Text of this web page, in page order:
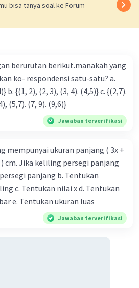
bisa tanya soal ke Forum
berurutan berikut.manakah yang
satu? a.
(8,7)} d. {(3.4), (5,7). (7, 9). (9,6)}
Jawaban terverifikasi
mempunyai ukuran panjang ( 3x +
) cm. Jika keliling persegi panjang
panjang b. Tentukan
c. Tentukan nilai x d. Tentukan
e. Tentukan ukuran luas
Jawaban terverifikasi